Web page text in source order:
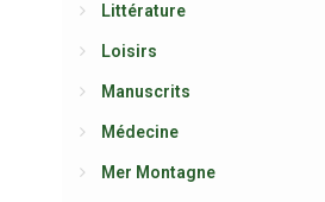
Littérature
Loisirs
Manuscrits
Médecine
Mer Montagne